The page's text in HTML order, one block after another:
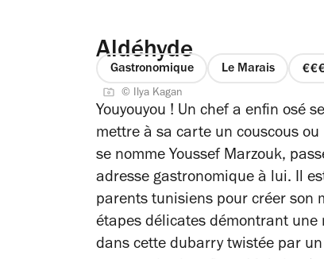
Aldéhyde
Gastronomique Le Marais
4
© Ilya Kagan
Youyouyou ! Un chef a enfin osé
mettre à sa carte un couscous
se nomme Youssef Marzouk,
adresse gastronomique à lui. Il
parents tunisiens pour créer son
étapes délicates démontrant
dans cette dubarry twistée par